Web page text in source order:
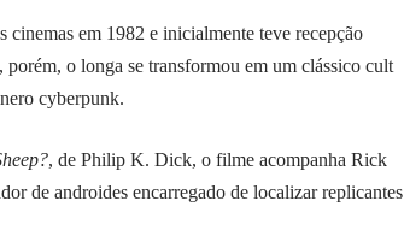
cinemas em 1982 e inicialmente teve recepção
porém, o longa se transformou em um clássico cult
cyberpunk.
, de Philip K. Dick, o filme acompanha Rick
de androides encarregado de localizar replicantes